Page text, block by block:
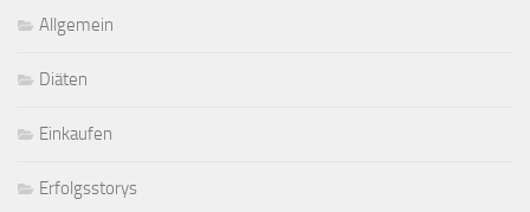
Allgemein
Diäten
Einkaufen
Erfolgsstorys